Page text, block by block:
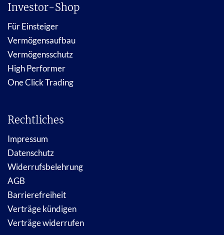
Investor-Shop
Für Einsteiger
Vermögensaufbau
Vermögensschutz
High Performer
One Click Trading
Rechtliches
Impressum
Datenschutz
Widerrufsbelehrung
AGB
Barrierefreiheit
Verträge kündigen
Verträge widerrufen